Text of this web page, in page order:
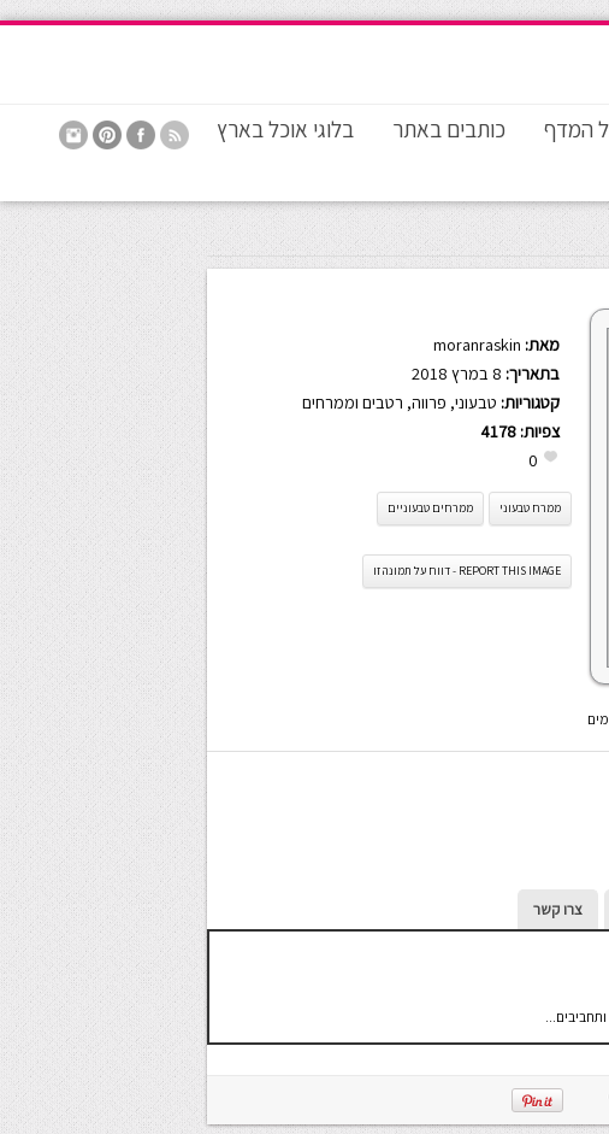
המדף כותבים באתר בלוגי אוכל בארץ
מאת: moranraskin
בתאריך:
קטגוריות: טבעוני, פרווה, רטבים וממרחים
צפיות: 4178
0
ממרח טבעוני ממרחים טבעוניים
REPORT THIS IMAGE - דווח על תמונה זו
צרו קשר